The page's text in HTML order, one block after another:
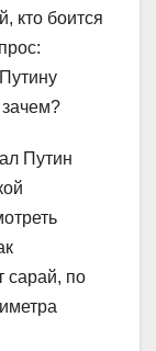
кто боится
Путин
сарай, по